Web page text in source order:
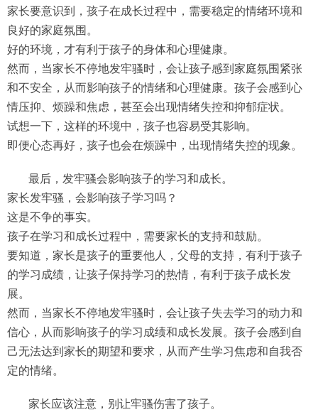
家长要意识到，孩子在成长过程中，需要稳定的情绪环境和
良好的家庭氛围。
好的环境，才有利于孩子的身体和心理健康。
然而，当家长不停地发牢骚时，会让孩子感到家庭氛围紧张
和不安全，从而影响孩子的情绪和心理健康。孩子会感到心
情压抑、烦躁和焦虑，甚至会出现情绪失控和抑郁症状。
试想一下，这样的环境中，孩子也容易受其影响。
即便心态再好，孩子也会在烦躁中，出现情绪失控的现象。
最后，发牢骚会影响孩子的学习和成长。
家长发牢骚，会影响孩子学习吗？
这是不争的事实。
孩子在学习和成长过程中，需要家长的支持和鼓励。
要知道，家长是孩子的重要他人，父母的支持，有利于孩子
的学习成绩，让孩子保持学习的热情，有利于孩子成长发
展。
然而，当家长不停地发牢骚时，会让孩子失去学习的动力和
信心，从而影响孩子的学习成绩和成长发展。孩子会感到自
己无法达到家长的期望和要求，从而产生学习焦虑和自我否
定的情绪。
家长应该注意，别让牢骚伤害了孩子。